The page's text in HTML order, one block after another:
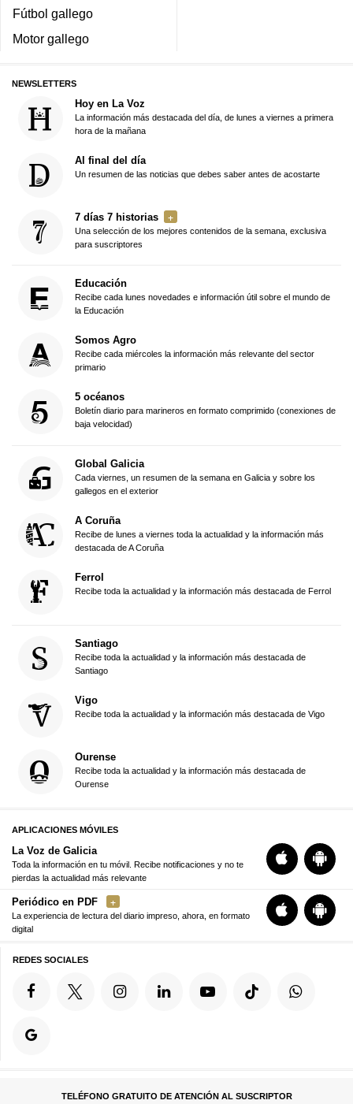
Fútbol gallego
Motor gallego
NEWSLETTERS
Hoy en La Voz
La información más destacada del día, de lunes a viernes a primera
hora de la mañana
Al final del día
Un resumen de las noticias que debes saber antes de acostarte
7 días 7 historias
Una selección de los mejores contenidos de la semana, exclusiva
para suscriptores
Educación
Recibe cada lunes novedades e información útil sobre el mundo de
la Educación
Somos Agro
Recibe cada miércoles la información más relevante del sector
primario
5 océanos
Boletín diario para marineros en formato comprimido (conexiones de
baja velocidad)
Global Galicia
Cada viernes, un resumen de la semana en Galicia y sobre los
gallegos en el exterior
A Coruña
Recibe de lunes a viernes toda la actualidad y la información más
destacada de A Coruña
Ferrol
Recibe toda la actualidad y la información más destacada de Ferrol
Santiago
Recibe toda la actualidad y la información más destacada de
Santiago
Vigo
Recibe toda la actualidad y la información más destacada de Vigo
Ourense
Recibe toda la actualidad y la información más destacada de
Ourense
APLICACIONES MÓVILES
La Voz de Galicia
Toda la información en tu móvil. Recibe notificaciones y no te
pierdas la actualidad más relevante
Periódico en PDF
La experiencia de lectura del diario impreso, ahora, en formato
digital
REDES SOCIALES
TELÉFONO GRATUITO DE ATENCIÓN AL SUSCRIPTOR